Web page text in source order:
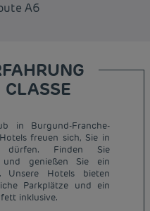
A6
CLASSE
in Burgund-Franche-
freuen sich, Sie in
dürfen. Finden Sie
genießen Sie ein
Unsere Hotels bieten
Parkplätze und ein
inklusive.